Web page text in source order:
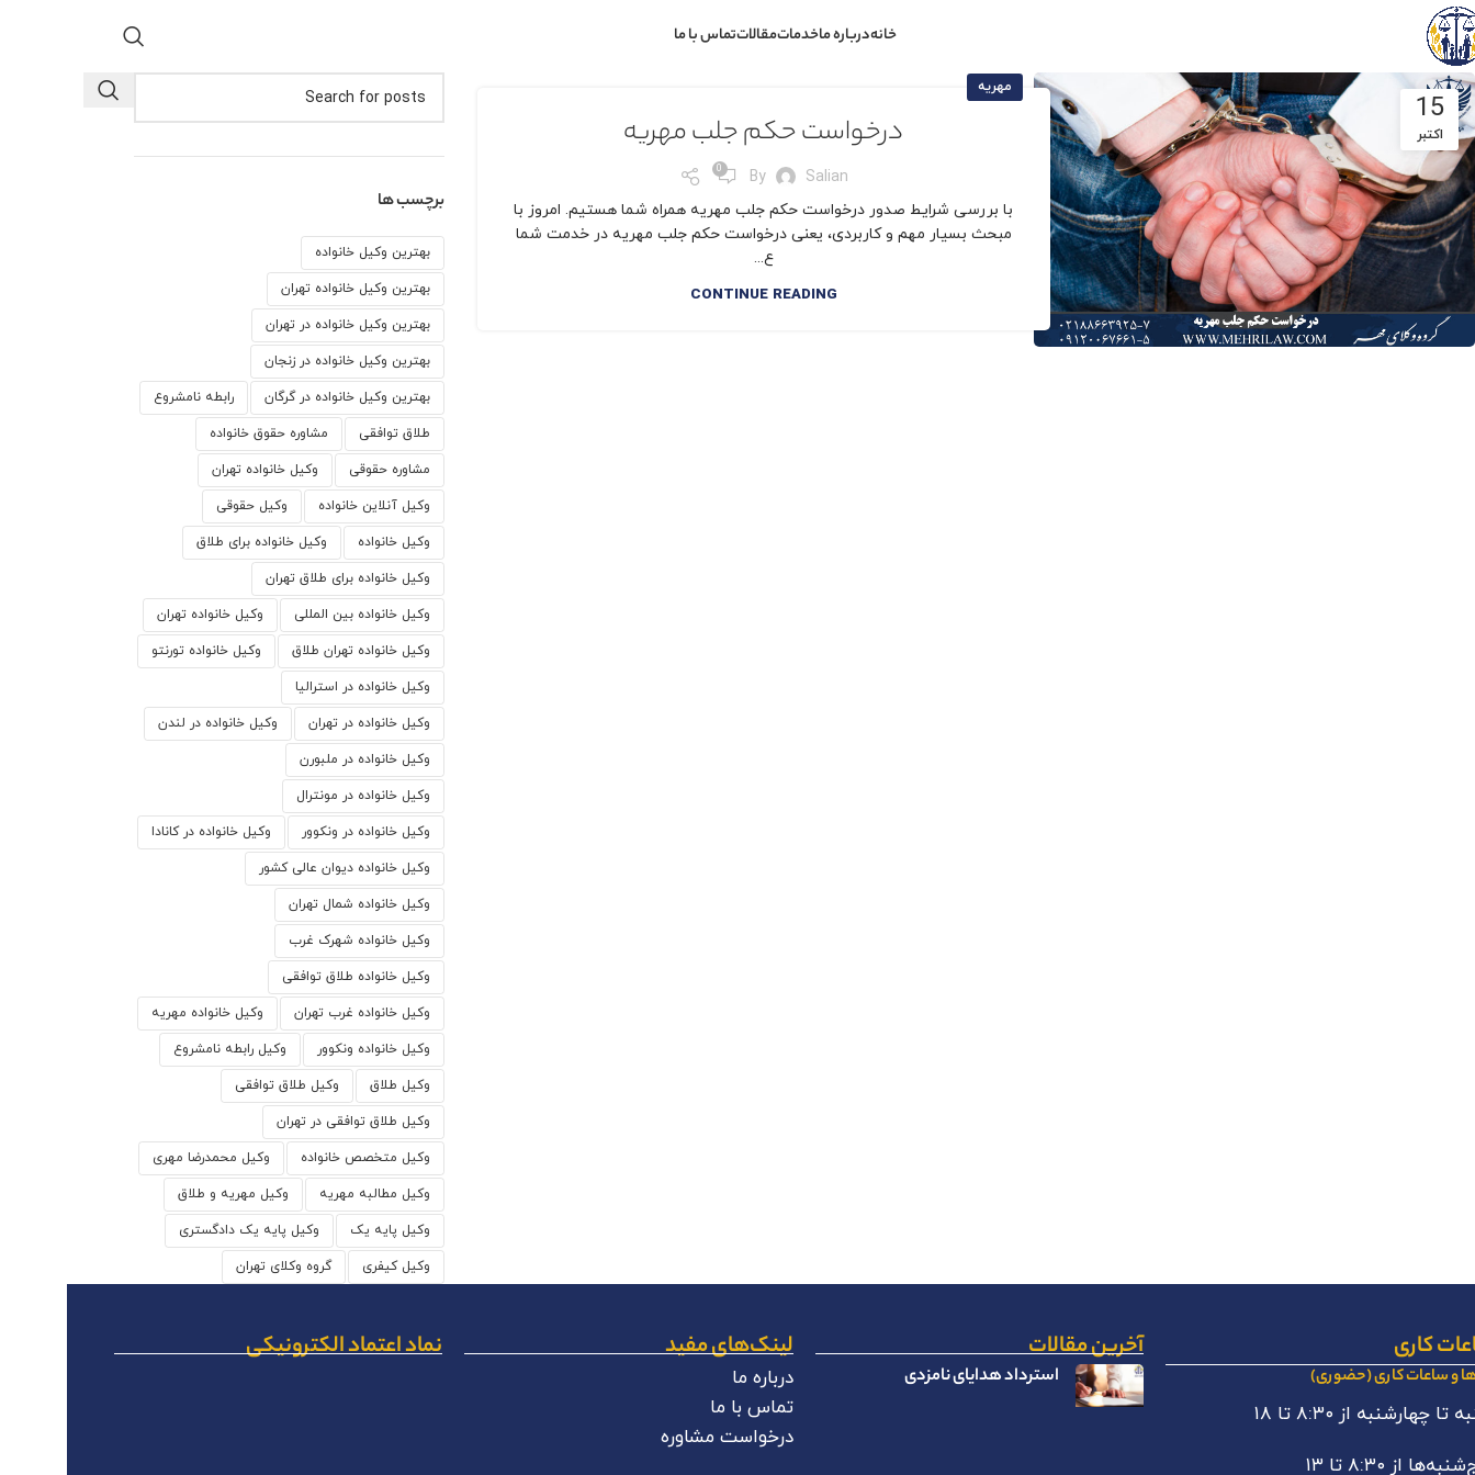
خانهدرباره ماخدماتمقالاتتماس با ما
15
اکتبر
مهریه
درخواست حکم جلب مهریه
By Salian
0
با بررسی شرایط صدور درخواست حکم جلب مهریه همراه شما هستیم. امروز با
مبحث بسیار مهم و کاربردی، یعنی درخواست حکم جلب مهریه در خدمت شما
ع...
CONTINUE READING
برچسب ها
بهترین وکیل خانواده
بهترین وکیل خانواده تهران
بهترین وکیل خانواده در تهران
بهترین وکیل خانواده در زنجان
بهترین وکیل خانواده در گرگان رابطه نامشروع
طلاق توافقی مشاوره حقوق خانواده
مشاوره حقوقی وكيل خانواده تهران
وکیل آنلاین خانواده وکیل حقوقی
وکیل خانواده وکیل خانواده برای طلاق
وکیل خانواده برای طلاق تهران
وکیل خانواده بین المللی وکیل خانواده تهران
وکیل خانواده تهران طلاق وکیل خانواده تورنتو
وکیل خانواده در استرالیا
وکیل خانواده در تهران وکیل خانواده در لندن
وکیل خانواده در ملبورن
وکیل خانواده در مونترال
وکیل خانواده در ونکوور وکیل خانواده در کانادا
وکیل خانواده دیوان عالی کشور
وکیل خانواده شمال تهران
وکیل خانواده شهرک غرب
وکیل خانواده طلاق توافقی
وکیل خانواده غرب تهران وکیل خانواده مهریه
وکیل خانواده ونکوور وکیل رابطه نامشروع
وکیل طلاق وکیل طلاق توافقی
وکیل طلاق توافقی در تهران
وکیل متخصص خانواده وکیل محمدرضا مهری
وکیل مطالبه مهریه وکیل مهریه و طلاق
وکیل پایه یک وکیل پایه یک دادگستری
وکیل کیفری گروه وکلای تهران
کاری
و ساعات کاری (حضوری)
تا چهارشنبه از ۸:۳۰ تا ۱۸
از ۸:۳۰ تا ۱۳
آخرین مقالات
استرداد هدایای نامزدی
لینک‌های مفید
درباره ما
تماس با ما
درخواست مشاوره
نماد اعتماد الکترونیکی